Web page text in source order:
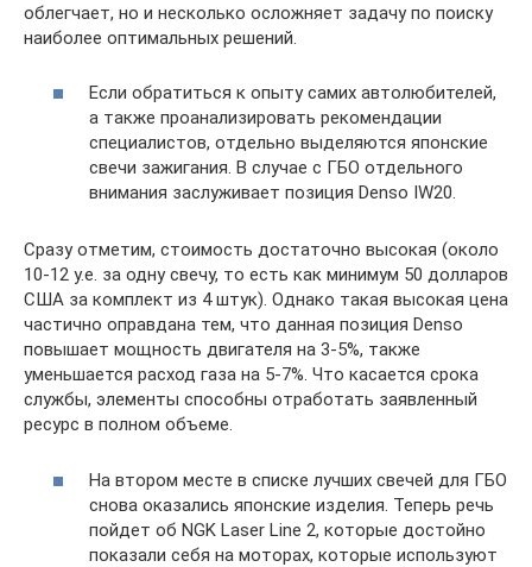
облегчает, но и несколько осложняет задачу по поиску
наиболее оптимальных решений.
Если обратиться к опыту самих автолюбителей,
а также проанализировать рекомендации
специалистов, отдельно выделяются японские
свечи зажигания. В случае с ГБО отдельного
внимания заслуживает позиция Denso IW20.
Сразу отметим, стоимость достаточно высокая (около
10-12 у.е. за одну свечу, то есть как минимум 50 долларов
США за комплект из 4 штук). Однако такая высокая цена
частично оправдана тем, что данная позиция Denso
повышает мощность двигателя на 3-5%, также
уменьшается расход газа на 5-7%. Что касается срока
службы, элементы способны отработать заявленный
ресурс в полном объеме.
На втором месте в списке лучших свечей для ГБО
снова оказались японские изделия. Теперь речь
пойдет об NGK Laser Line 2, которые достойно
показали себя на моторах, которые используют